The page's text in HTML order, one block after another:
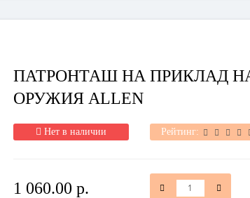
ПАТРОНТАШ НА ПРИКЛАД
ОРУЖИЯ ALLEN
Нет в наличии Рейтинг:
1 060.00 р.